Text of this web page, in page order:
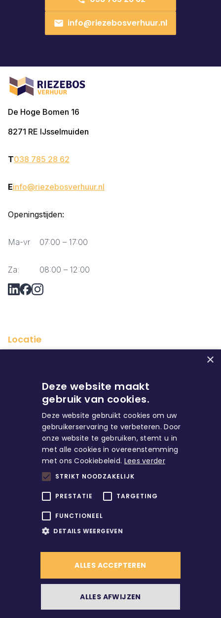
info@riezebosverhuur.nl
De Hoge Bomen 16
8271 RE IJsselmuiden
T038 785 28 62
Einfo@riezebosverhuur.nl
Openingstijden:
Ma-vr 07:00 – 17:00
Za: 08:00 – 12:00
Locatie
© Copyright2026 / Alle rechten voorbehouden
Contact / Werken bij ons?
×
Deze website maakt
gebruik van cookies.
Deze website gebruikt cookies om uw
gebruikerservaring te verbeteren. Door
onze website te gebruiken, stemt u in
met alle cookies in overeenstemming
met ons Cookiebeleid. Lees verder
STRIKT NOODZAKELIJK
PRESTATIE TARGETING
FUNCTIONEEL
DETAILS WEERGEVEN
ALLES ACCEPTEREN
ALLES AFWIJZEN